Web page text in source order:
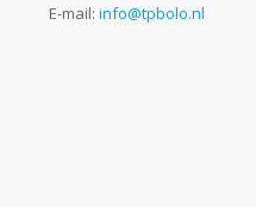
E-mail: info@tpbolo.nl